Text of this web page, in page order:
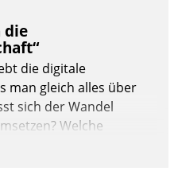
die
die digitale
man gleich alles über
sich der Wandel
Welche